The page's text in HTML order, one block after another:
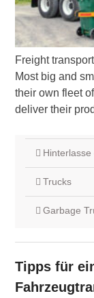
Freight
Most big and
their own fleet
deliver their
Trucks
Garbage
Tipps für